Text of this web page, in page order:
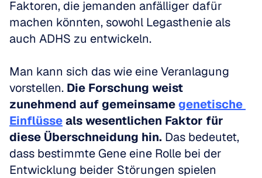
Faktoren, die jemanden anfälliger dafür
machen könnten, sowohl Legasthenie als
auch ADHS zu entwickeln.
Man kann sich das wie eine Veranlagung
vorstellen. Die Forschung weist
zunehmend auf gemeinsame genetische
Einflüsse als wesentlichen Faktor für
diese Überschneidung hin. Das bedeutet,
dass bestimmte Gene eine Rolle bei der
Entwicklung beider Störungen spielen